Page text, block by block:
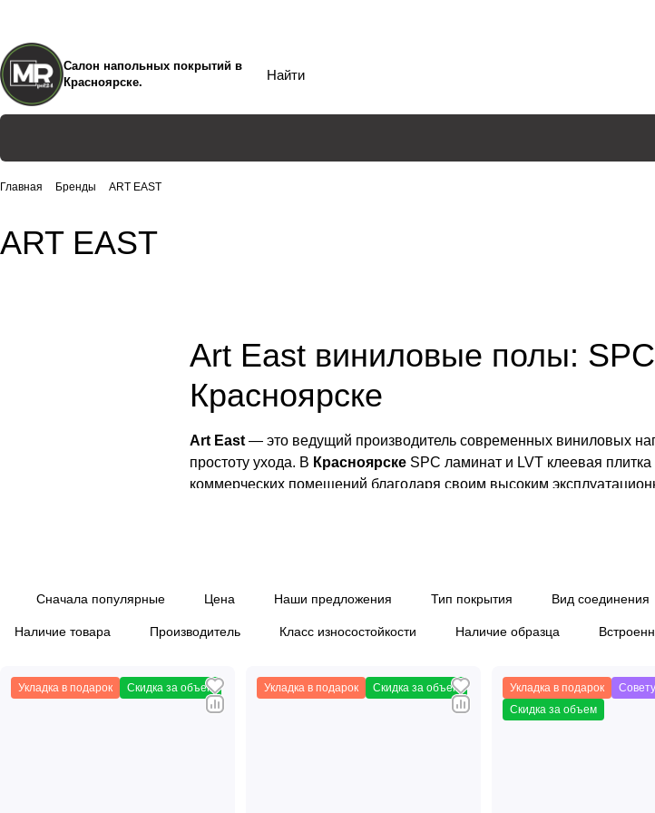
Салон напольных покрытий в
Красноярске.
Главная Бренды ART EAST
ART EAST
Art East виниловые полы:
Красноярске
Art East — это ведущий производитель современных виниловых
простоту ухода. В Красноярске SPC ламинат и LVT клеевая
коммерческих помещений благодаря своим высоким
привлекательность натуральных материалов. Вот основные
Высокая прочность:Благодаря каменно-полимерной основе
Влагостойкость:SPC ламинат не боится влаги и может
комнаты и коридоры.
Сначала популярные Цена Наши предложения Тип покрытия Вид соединения
Наличие товара Производитель Класс износостойкости Наличие образца
Укладка в подарок Скидка за объем Укладка в подарок Скидка за объем Укладка в подарок
Скидка за объем